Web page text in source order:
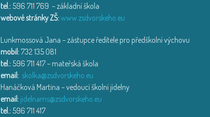
Třída Motýlek a Jahůdka na exkurzi
14. 6. 2026
Den dětí se sovičkou
Den dětí v MŠ Dne 2.6.202...
14. 6. 2026
tel.: 596 711 769 – základní škola
webové stránky ZŠ:www.zsdvorskeho.eu
Lunkmossová Jana – zástupce ředitele pro předškolní výchovu
mobil: 732 135 081
tel.: 596 711 417 – mateřská škola
email: skolka@zsdvorskeho.eu
Hanáčková Martina – vedoucí školní jídelny
email: jidelnams@zsdvorskeho.eu
tel.: 596 711 417